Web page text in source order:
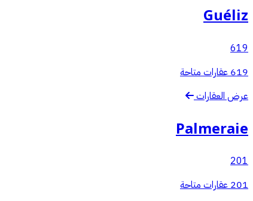
Guéliz
619
619 عقارات متاحة
عرض العقارات
Palmeraie
201
201 عقارات متاحة